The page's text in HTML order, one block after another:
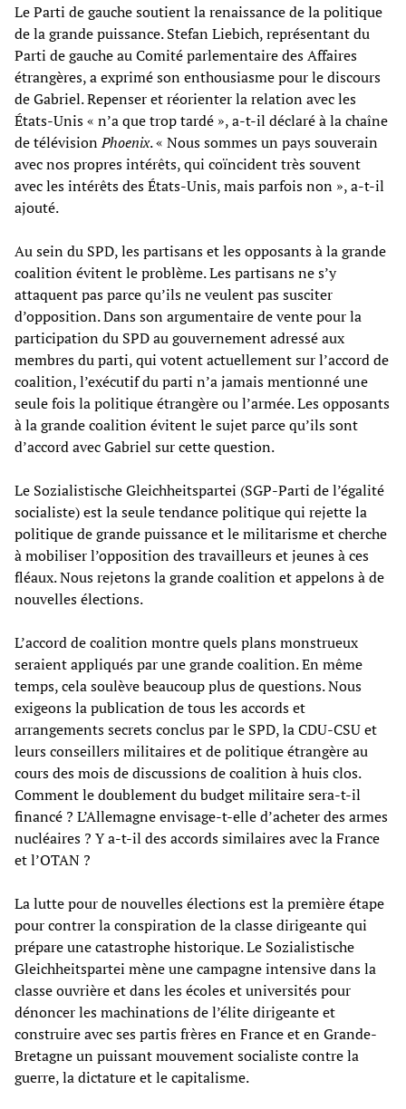
Le Parti de gauche soutient la renaissance de la politique
de la grande puissance. Stefan Liebich, représentant du
Parti de gauche au Comité parlementaire des Affaires
étrangères, a exprimé son enthousiasme pour le discours
de Gabriel. Repenser et réorienter la relation avec les
États-Unis « n’a que trop tardé », a-t-il déclaré à la chaîne
de télévisionPhoenix. « Nous sommes un pays souverain
avec nos propres intérêts, qui coïncident très souvent
avec les intérêts des États-Unis, mais parfois non », a-t-il
ajouté.
Au sein du SPD, les partisans et les opposants à la grande
coalition évitent le problème. Les partisans ne s’y
attaquent pas parce qu’ils ne veulent pas susciter
d’opposition. Dans son argumentaire de vente pour la
participation du SPD au gouvernement adressé aux
membres du parti, qui votent actuellement sur l’accord de
coalition, l’exécutif du parti n’a jamais mentionné une
seule fois la politique étrangère ou l’armée. Les opposants
à la grande coalition évitent le sujet parce qu’ils sont
d’accord avec Gabriel sur cette question.
Le Sozialistische Gleichheitspartei (SGP-Parti de l’égalité
socialiste) est la seule tendance politique qui rejette la
politique de grande puissance et le militarisme et cherche
à mobiliser l’opposition des travailleurs et jeunes à ces
fléaux. Nous rejetons la grande coalition et appelons à de
nouvelles élections.
L’accord de coalition montre quels plans monstrueux
seraient appliqués par une grande coalition. En même
temps, cela soulève beaucoup plus de questions. Nous
exigeons la publication de tous les accords et
arrangements secrets conclus par le SPD, la CDU-CSU et
leurs conseillers militaires et de politique étrangère au
cours des mois de discussions de coalition à huis clos.
Comment le doublement du budget militaire sera-t-il
financé ? L’Allemagne envisage-t-elle d’acheter des armes
nucléaires ? Y a-t-il des accords similaires avec la France
et l’OTAN ?
La lutte pour de nouvelles élections est la première étape
pour contrer la conspiration de la classe dirigeante qui
prépare une catastrophe historique. Le Sozialistische
Gleichheitspartei mène une campagne intensive dans la
classe ouvrière et dans les écoles et universités pour
dénoncer les machinations de l’élite dirigeante et
construire avec ses partis frères en France et en Grande-
Bretagne un puissant mouvement socialiste contre la
guerre, la dictature et le capitalisme.